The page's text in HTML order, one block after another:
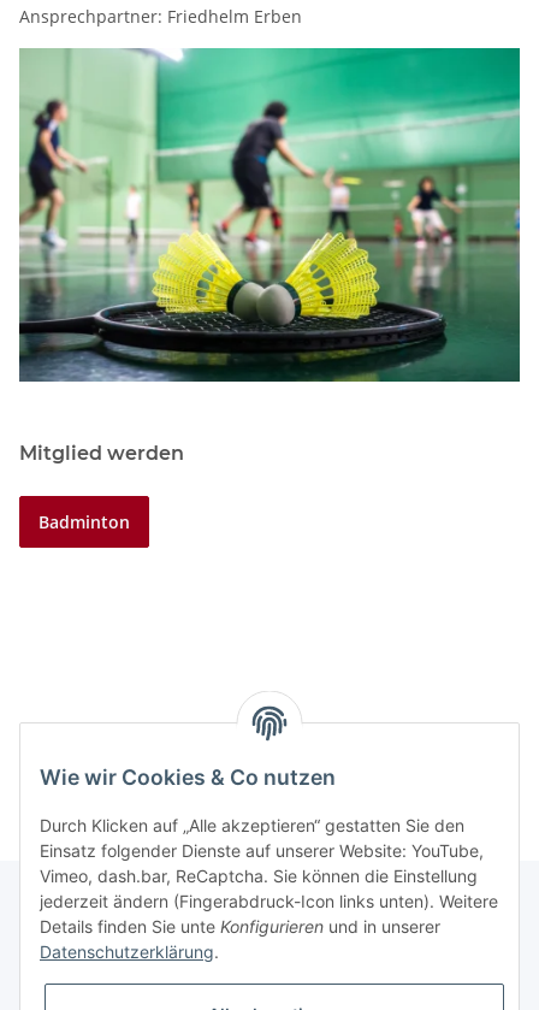
Ansprechpartner: Friedhelm Erben
Mitglied werden
Badminton
Informationen
Wie wir Cookies & Co nutzen
Durch Klicken auf „Alle akzeptieren“ gestatten Sie den
Einsatz folgender Dienste auf unserer Website: YouTube,
Vimeo, dash.bar, ReCaptcha. Sie können die Einstellung
jederzeit ändern (Fingerabdruck-Icon links unten). Weitere
Details finden Sie unte Konfigurieren und in unserer
Datenschutzerklärung.